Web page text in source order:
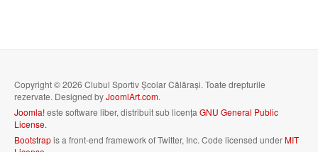
Copyright © 2026 Clubul Sportiv Școlar Călărași. Toate drepturile
rezervate. Designed byJoomlArt.com.
Joomla!este software liber, distribuit sub licența GNU General Public
License.
Bootstrapis a front-end framework of Twitter, Inc. Code licensed underMIT